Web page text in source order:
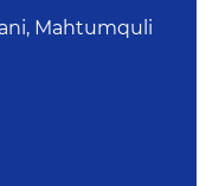
Mahtumquli